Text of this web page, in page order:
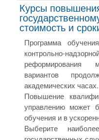
Курсы
стоимость и
Программа
контрольно-
реформирования
вариантов
академических часах.
Повышение
управлению может
обучения и в
Выберите